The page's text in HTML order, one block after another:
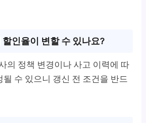
할인율이 변할 수 있나요?
의 정책 변경이나 사고 이력에 따
될 수 있으니 갱신 전 조건을 반드